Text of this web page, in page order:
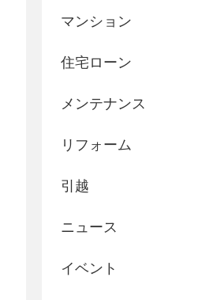
マンション
住宅ローン
メンテナンス
リフォーム
引越
ニュース
イベント